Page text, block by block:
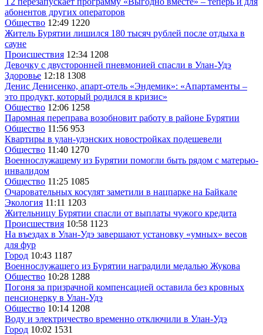
абонентов других операторов
Общество 12:49 1220
Житель Бурятии лишился 180 тысяч рублей после отдыха в
сауне
Происшествия 12:34 1208
Девочку с двусторонней пневмонией спасли в Улан-Удэ
Здоровье 12:18 1308
Денис Денисенко, апарт-отель «Эндемик»: «Апартаменты –
это продукт, который родился в кризис»
Общество 12:06 1258
Паромная переправа возобновит работу в районе Бурятии
Общество 11:56 953
Квартиры в улан-удэнских новостройках подешевели
Общество 11:40 1270
Военнослужащему из Бурятии помогли быть рядом с матерью-
инвалидом
Общество 11:25 1085
Очаровательных косулят заметили в нацпарке на Байкале
Экология 11:11 1203
Жительницу Бурятии спасли от выплаты чужого кредита
Происшествия 10:58 1123
На въездах в Улан-Удэ завершают установку «умных» весов
для фур
Город 10:43 1187
Военнослужащего из Бурятии наградили медалью Жукова
Общество 10:28 1288
Погоня за призрачной компенсацией оставила без кровных
пенсионерку в Улан-Удэ
Общество 10:14 1208
Воду и электричество временно отключили в Улан-Удэ
Город 10:02 1531